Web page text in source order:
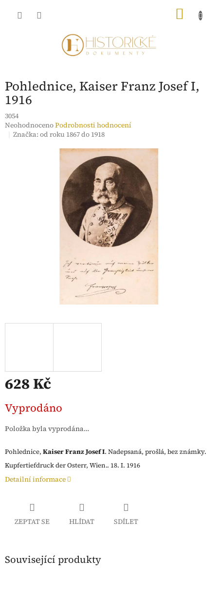
Pohlednice, Kaiser Franz Josef I,
1916
3054
Průměrné
hodnocení
NeohodnocenoPodrobnosti hodnocení
Značka:od roku 1867 do 1918
628 Kč
cena:
Vyprodáno
Položka byla vyprodána…
Pohlednice, Kaiser Franz Josef I. Nadepsaná, prošlá, bez známky.
Kupfertiefdruck der Osterr, Wien.. 18. I. 1916
Detailní informace
ZEPTAT SE HLÍDAT SDÍLET
Související produkty